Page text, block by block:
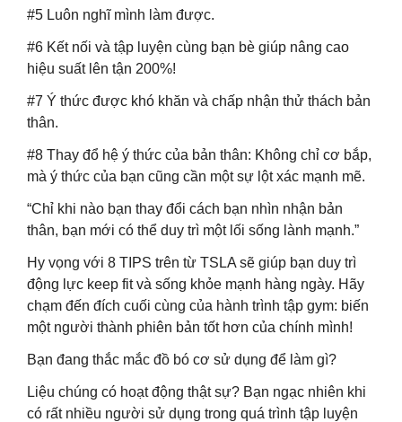
#5 Luôn nghĩ mình làm được.
#6 Kết nối và tập luyện cùng bạn bè giúp nâng cao
hiệu suất lên tận 200%!
#7 Ý thức được khó khăn và chấp nhận thử thách bản
thân.
#8 Thay đổ hệ ý thức của bản thân: Không chỉ cơ bắp,
mà ý thức của bạn cũng cần một sự lột xác mạnh mẽ.
“Chỉ khi nào bạn thay đổi cách bạn nhìn nhận bản
thân, bạn mới có thể duy trì một lối sống lành mạnh.”
Hy vọng với 8 TIPS trên từ TSLA sẽ giúp bạn duy trì
động lực keep fit và sống khỏe mạnh hàng ngày. Hãy
chạm đến đích cuối cùng của hành trình tập gym: biến
một người thành phiên bản tốt hơn của chính mình!
Bạn đang thắc mắc đồ bó cơ sử dụng để làm gì?
Liệu chúng có hoạt động thật sự? Bạn ngạc nhiên khi
có rất nhiều người sử dụng trong quá trình tập luyện